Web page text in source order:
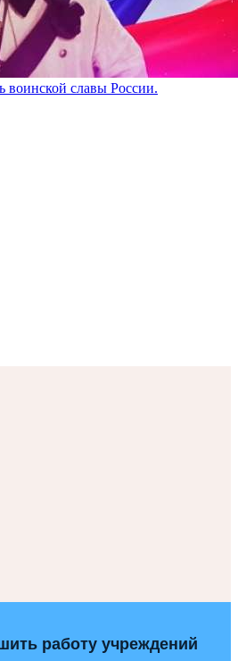
воинской славы России.
работу учреждений